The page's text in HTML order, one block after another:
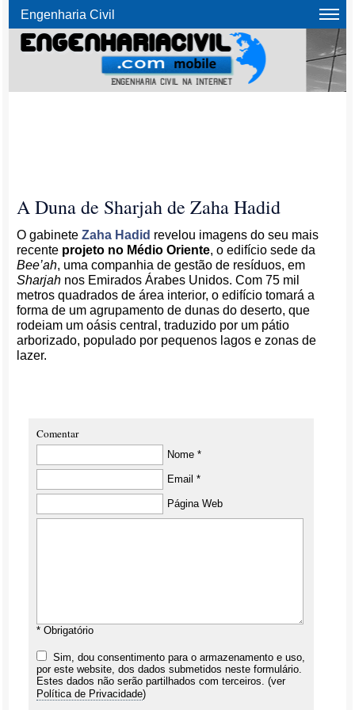
Engenharia Civil
A Duna de Sharjah de Zaha Hadid
O gabineteZaha Hadid revelou imagens do seu mais
recente projeto no Médio Oriente, o edifício sede da
Bee’ah, uma companhia de gestão de resíduos, em
Sharjah nos Emirados Árabes Unidos. Com 75 mil
metros quadrados de área interior, o edifício tomará a
forma de um agrupamento de dunas do deserto, que
rodeiam um oásis central, traduzido por um pátio
arborizado, populado por pequenos lagos e zonas de
lazer.
Comentar
Nome *
Email *
Página Web
* Obrigatório
Sim, dou consentimento para o armazenamento e uso,
por este website, dos dados submetidos neste formulário.
Estes dados não serão partilhados com terceiros. (ver
Política de Privacidade)